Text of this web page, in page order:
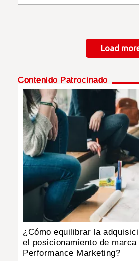
Load
Contenido Patrocinado
¿Cómo equilibrar la
el posicionamiento de marca
Performance Marketing?